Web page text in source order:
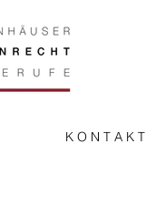
K O N T A K T